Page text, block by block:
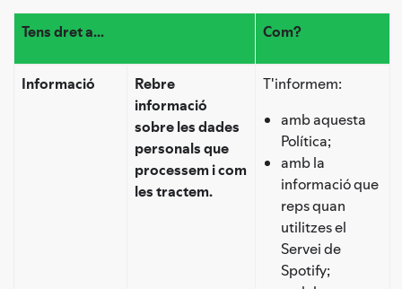
Tens dret a... Com?
Informació
Rebre
informació
sobre les dades
personals que
processem i com
les tractem.
T'informem:
amb aquesta
Política;
amb la
informació que
reps quan
utilitzes el
Servei de
Spotify;